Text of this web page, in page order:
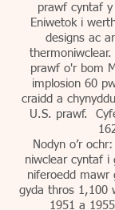
prawf cyntaf
Eniwetok i
designs ac
prawf o'r bom
implosion 60
craidd a
U.S. prawf.
Nodyn o’r
niwclear cyntaf i
niferoedd mawr
gyda thros 1,100
1951 a